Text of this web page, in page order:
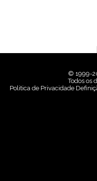
© 1999-
Todos os
Politica de Privacidade